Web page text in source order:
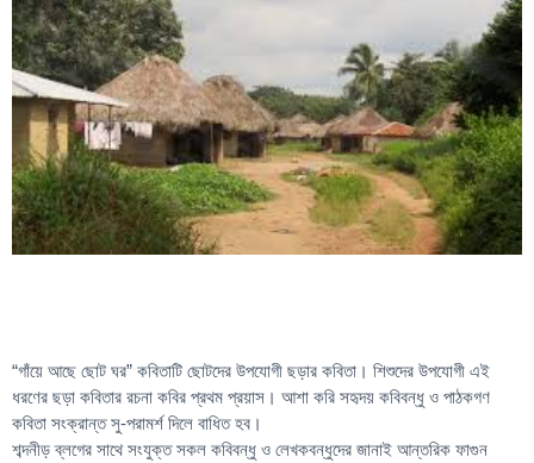
“গাঁয়ে আছে ছোট ঘর” কবিতাটি ছোটদের উপযোগী ছড়ার কবিতা। শিশুদের উপযোগী এই
ধরণের ছড়া কবিতার রচনা কবির প্রথম প্রয়াস। আশা করি সহৃদয় কবিবন্ধু ও পাঠকগণ
কবিতা সংক্রান্ত সু-পরামর্শ দিলে বাধিত হব।
শব্দনীড় ব্লগের সাথে সংযুক্ত সকল কবিবন্ধু ও লেখকবন্ধুদের জানাই আন্তরিক ফাগুন